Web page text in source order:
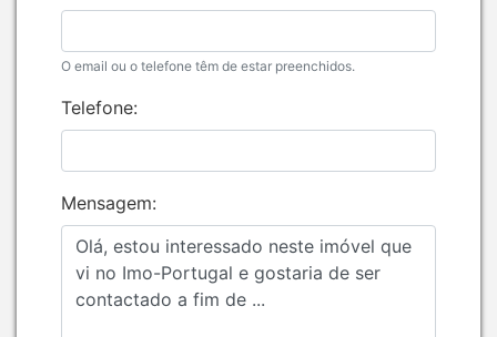
O email ou o telefone têm de estar preenchidos.
Telefone:
Mensagem: